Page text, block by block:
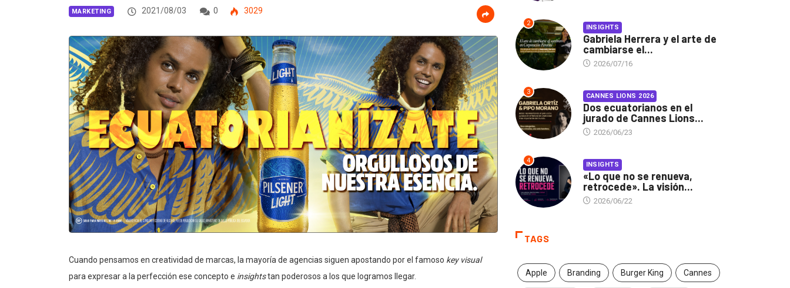
MARKETING 2021/08/03 0 3029
Cuando pensamos en creatividad de marcas, la mayoría de agencias siguen apostando por el famoso key visual
para expresar a la perfección ese concepto e insightstan poderosos a los que logramos llegar.
2 INSIGHTS
Gabriela Herrera y el arte de
cambiarse el...
2026/07/16
3 CANNES LIONS 2026
Dos ecuatorianos en el
jurado de Cannes Lions...
2026/06/23
4 INSIGHTS
«Lo que no se renueva,
retrocede». La visión...
2026/06/22
TAGS
Apple Branding Burger King Cannes